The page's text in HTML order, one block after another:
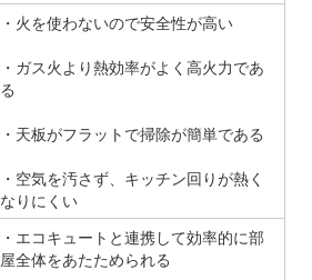
・火を使わないので安全性が高い
・ガス火より熱効率がよく高火力であ
る
・天板がフラットで掃除が簡単である
・空気を汚さず、キッチン回りが熱く
なりにくい
・エコキュートと連携して効率的に部
屋全体をあたためられる